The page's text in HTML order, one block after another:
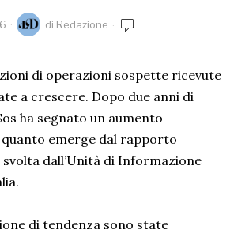
di Redazione
di operazioni sospette ricevute
a crescere. Dopo due anni di
ha segnato un aumento
quanto emerge dal rapporto
svolta dall’Unità di Informazione
di tendenza sono state